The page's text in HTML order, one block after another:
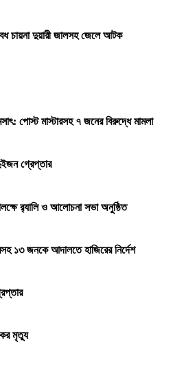
চায়না দুয়ারী জালসহ জেলে আটক
পোস্ট মাস্টারসহ ৭ জনের বিরুদ্ধে মামলা
গ্রেপ্তার
র‌্যালি ও আলোচনা সভা অনুষ্ঠিত
১৩ জনকে আদালতে হাজিরের নির্দেশ
মৃত্যু